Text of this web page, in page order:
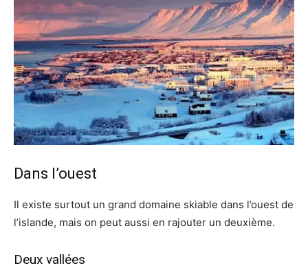
Dans l’ouest
Il existe surtout un grand domaine skiable dans l’ouest de
l’islande, mais on peut aussi en rajouter un deuxième.
Deux vallées